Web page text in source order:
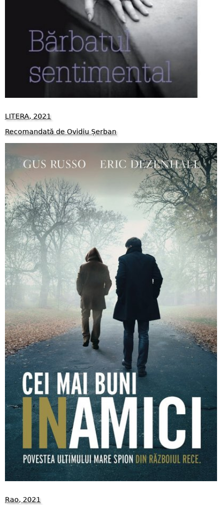
LITERA, 2021
Recomandată de Ovidiu Șerban
Rao, 2021